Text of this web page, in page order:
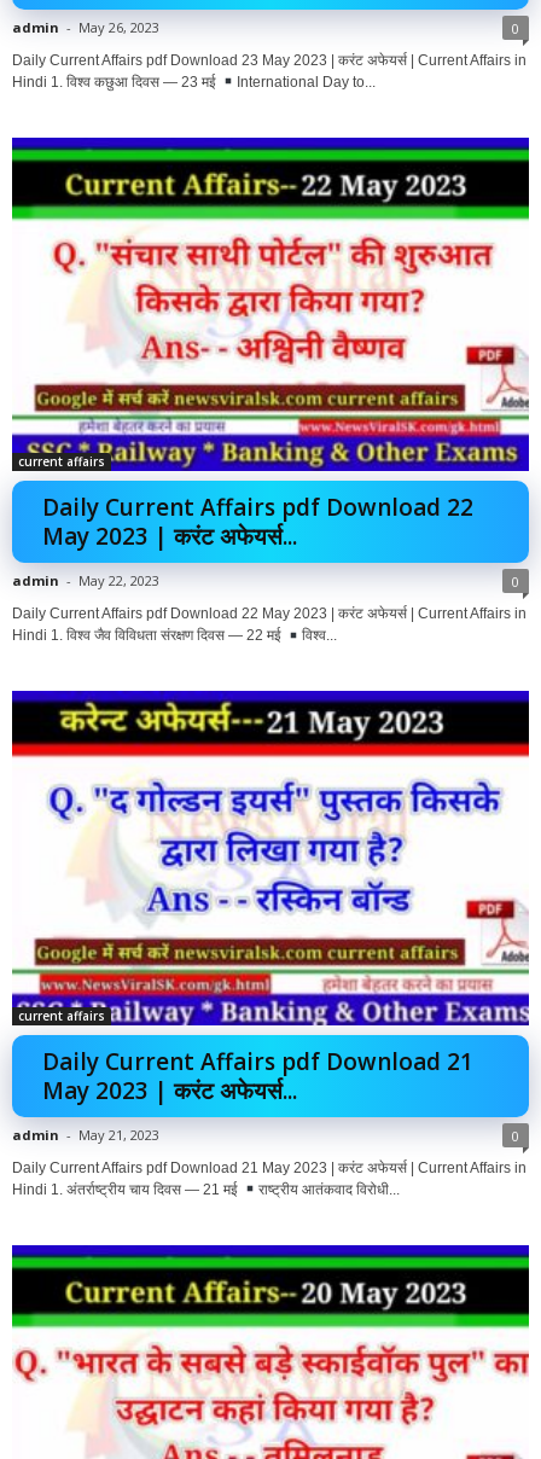
admin - May 26, 2023 0
Daily Current Affairs pdf Download 23 May 2023 | करंट अफेयर्स | Current Affairs in
Hindi 1. विश्व कछुआ दिवस — 23 मई
International Day to...
current affairs
Daily Current Affairs pdf Download 22
May 2023 | करंट अफेयर्स...
admin - May 22, 2023 0
Daily Current Affairs pdf Download 22 May 2023 | करंट अफेयर्स | Current Affairs in
Hindi 1. विश्व जैव विविधता संरक्षण दिवस — 22 मई
विश्व...
current affairs
Daily Current Affairs pdf Download 21
May 2023 | करंट अफेयर्स...
admin - May 21, 2023 0
Daily Current Affairs pdf Download 21 May 2023 | करंट अफेयर्स | Current Affairs in
Hindi 1. अंतर्राष्ट्रीय चाय दिवस — 21 मई
राष्ट्रीय आतंकवाद विरोधी...